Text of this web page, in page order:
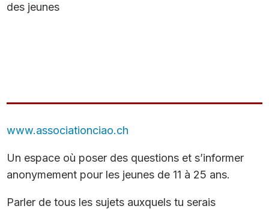
des jeunes
www.associationciao.ch
Un espace où poser des questions et s’informer
anonymement pour les jeunes de 11 à 25 ans.
Parler de tous les sujets auxquels tu serais